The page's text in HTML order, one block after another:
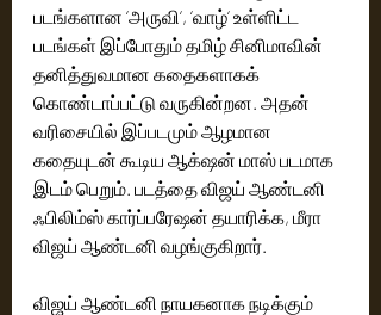
படங்களான ‘அருவி‘, ‘வாழ்‘ உள்ளிட்ட
படங்கள் இப்போதும் தமிழ் சினிமாவின்
தனித்துவமான கதைகளாகக்
கொண்டாப்பட்டு வருகின்றன. அதன்
வரிசையில் இப்படமும் ஆழமான
கதையுடன் கூடிய ஆக்‌ஷன் மாஸ் படமாக
இடம் பெறும். படத்தை விஜய் ஆண்டனி
ஃபிலிம்ஸ் கார்ப்பரேஷன் தயாரிக்க, மீரா
விஜய் ஆண்டனி வழங்குகிறார்.
விஜய் ஆண்டனி நாயகனாக நடிக்கும்